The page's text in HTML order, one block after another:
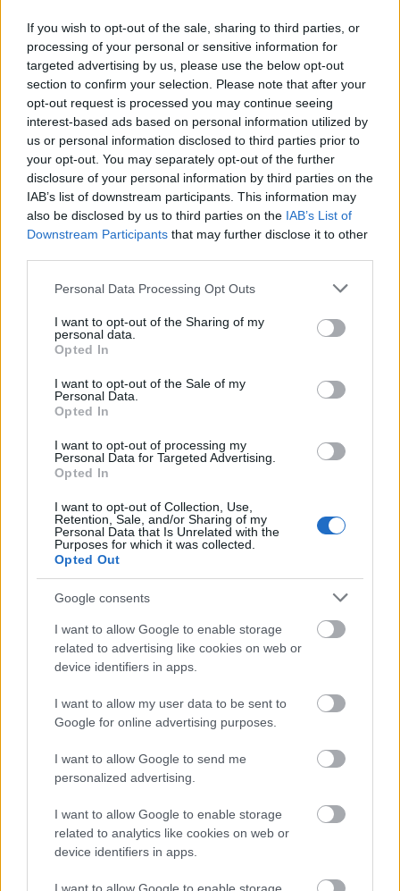
If you wish to opt-out of the sale, sharing to third parties, or
processing of your personal or sensitive information for
targeted advertising by us, please use the below opt-out
section to confirm your selection. Please note that after your
opt-out request is processed you may continue seeing
interest-based ads based on personal information utilized by
us or personal information disclosed to third parties prior to
your opt-out. You may separately opt-out of the further
disclosure of your personal information by third parties on the
IAB’s list of downstream participants. This information may
also be disclosed by us to third parties on the IAB’s List of
Downstream Participants that may further disclose it to other
Please note that this website/app uses one or more Google
not limited to your visit or usage behaviour. You may click to
grant or deny consent to Google and its third-party tags to
use your data for below specified purposes in below Google
consent section.
Personal Data Processing Opt Outs
I want to opt-out of the Sharing of my
personal data.
Opted In
I want to opt-out of the Sale of my
Personal Data.
Opted In
I want to opt-out of processing my
Personal Data for Targeted Advertising.
Opted In
I want to opt-out of Collection, Use,
Retention, Sale, and/or Sharing of my
Personal Data that Is Unrelated with the
Purposes for which it was collected.
Opted Out
Google consents
I want to allow Google to enable storage
related to advertising like cookies on web or
device identifiers in apps.
I want to allow my user data to be sent to
Google for online advertising purposes.
I want to allow Google to send me
personalized advertising.
I want to allow Google to enable storage
related to analytics like cookies on web or
device identifiers in apps.
Szerintem elsősorban az, hogy tényleg szeretem,
amit csinálok. Mindig is érdekeltek az emberek,
mert valahol ez nem csak rólam szól, hanem arról is,
hogy mit szeretnék másoknak adni. Figyelem,
követem őket, hogy nekik mi tenne hozzá a
napjaikhoz, vagy hogy mi az, ami jól esne nekik.
Számomra a mozgatórugó mindig az volt, hogy
szeretnék olyan dalokat énekelni, amit szeretnek az
emberek, amik összehozzák, megnevettetik őket,
mosolyt csal az arcukra és szívesen énekelnek
vagy egy nagy fesztivál színpadon, és látom, hogy
több tízezrek táncolnak és jól érzik magukat, akkor
azt érzem, hogy ennek tényleg erről kell szólnia.
Elképesztő érzés lehet ilyen tömegek előtt állni!
Azonban az egyensúly fenntartása a magánélet és
a szakmai élet között sokaknak kihívást jelent. Te
hogy találtad meg az egyensúlyt, milyen tanácsot
adnál azoknak, akik erre törekszenek?
sok esetben én vagyok a munkám. Szerintem nem
feltétlenül kell kizárni, hanem inkább megfelelő
szobában kezelni, és persze a megfelelő időben.
Szerencsésnek tartom magam, mert jól tudom
koordinálni, hogy mikor és hogyan dolgozom, így
meg tudom tervezni azt az időt is, amit a
családommal töltök otthon. Nem egyszerű, de azt is
fontosnak tartom, hogy megpróbáld lecsillapítani
magad például egy-egy rossz hír esetén, és ne vidd
be az otthonodba. Számomra az egyensúly
megtalálása arról szól, hogy tudjam a prioritásokat,
és köré építem az összes többi dolgot. Szerintem
így lehet elégedettebbnek lenni.